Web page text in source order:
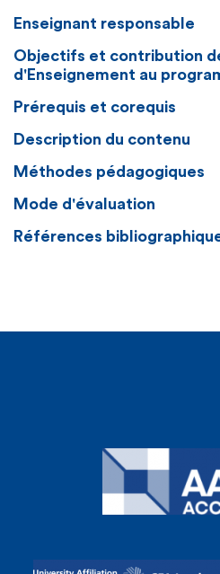
Enseignant responsable
Objectifs et contribution
d'Enseignement au
Prérequis et corequis
Description du contenu
Méthodes pédagogiques
Mode d'évaluation
Références